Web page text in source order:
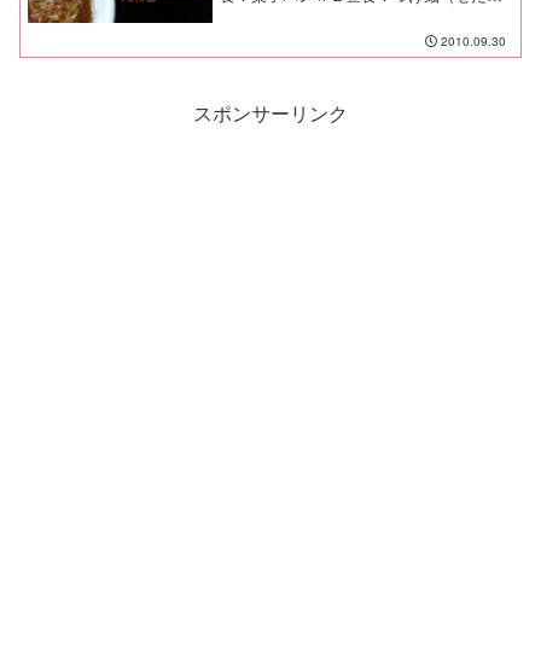
モ：やっぱり勉強会だな。 これをやら
んと伸びないな。
2010.09.30
スポンサーリンク